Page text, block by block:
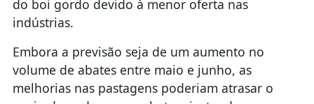
do boi gordo devido à menor oferta nas
indústrias.
Embora a previsão seja de um aumento no
volume de abates entre maio e junho, as
melhorias nas pastagens poderiam atrasar o